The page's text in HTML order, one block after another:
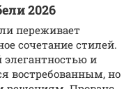
2026
переживает
сочетание стилей.
элегантностью и
востребованным, но